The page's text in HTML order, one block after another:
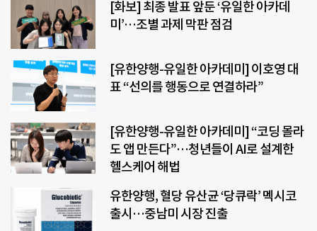
[화보] 최종 발표 앞둔 ‘유일한 아카데
미’…조별 과제 막판 점검
[유한양행-유일한 아카데미] 이호영 대
표 “선의를 행동으로 연결하라”
[유한양행-유일한 아카데미] “코딩 몰라
도 앱 만든다”…청년들이 AI로 설계한
헬스케어 해법
유한양행, 혈당 유산균 ‘당큐락’ 멕시코
출시…중남미 시장 진출